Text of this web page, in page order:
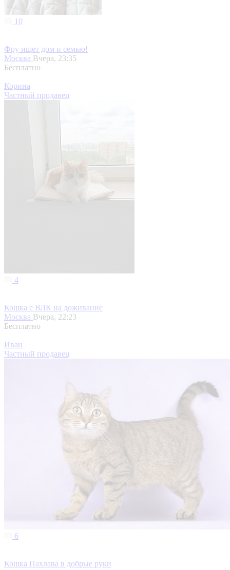
10
Фру ищет дом и семью!
Москва Вчера, 23:35
Бесплатно
Корина
Частный продавец
4
Кошка с ВЛК на доживание
Москва Вчера, 22:23
Бесплатно
Иван
Частный продавец
6
Кошка Пахлава в добрые руки